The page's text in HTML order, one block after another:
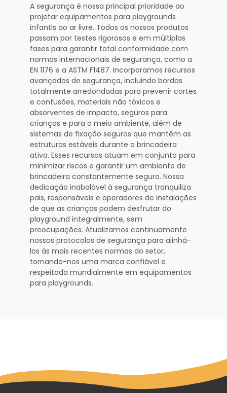
A segurança é nossa principal prioridade ao
projetar equipamentos para playgrounds
infantis ao ar livre. Todos os nossos produtos
passam por testes rigorosos e em múltiplas
fases para garantir total conformidade com
normas internacionais de segurança, como a
EN 1176 e a ASTM F1487. Incorporamos recursos
avançados de segurança, incluindo bordas
totalmente arredondadas para prevenir cortes
e contusões, materiais não tóxicos e
absorventes de impacto, seguros para
crianças e para o meio ambiente, além de
sistemas de fixação seguros que mantêm as
estruturas estáveis durante a brincadeira
ativa. Esses recursos atuam em conjunto para
minimizar riscos e garantir um ambiente de
brincadeira constantemente seguro. Nossa
dedicação inabalável à segurança tranquiliza
pais, responsáveis e operadores de instalações
de que as crianças podem desfrutar do
playground integralmente, sem
preocupações. Atualizamos continuamente
nossos protocolos de segurança para alinhá-
los às mais recentes normas do setor,
tornando-nos uma marca confiável e
respeitada mundialmente em equipamentos
para playgrounds.